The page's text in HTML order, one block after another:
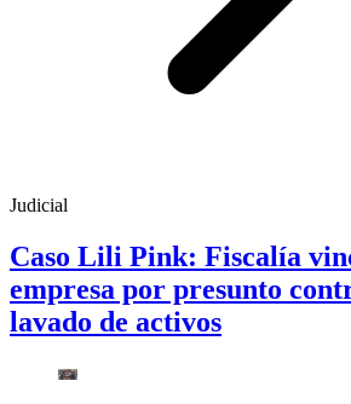
Judicial
Caso Lili Pink: Fiscalía
empresa por presunto
lavado de activos